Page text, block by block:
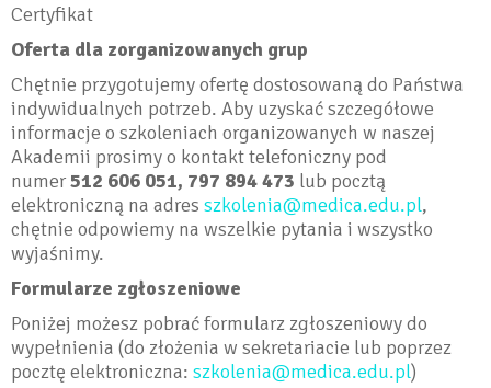
Certyfikat
Oferta dla zorganizowanych grup
Chętnie przygotujemy ofertę dostosowaną do Państwa
indywidualnych potrzeb. Aby uzyskać szczegółowe
informacje o szkoleniach organizowanych w naszej
Akademii prosimy o kontakt telefoniczny pod
numer512 606 051, 797 894 473 lub pocztą
elektroniczną na adres szkolenia@medica.edu.pl,
chętnie odpowiemy na wszelkie pytania i wszystko
wyjaśnimy.
Formularze zgłoszeniowe
Poniżej możesz pobrać formularz zgłoszeniowy do
wypełnienia (do złożenia w sekretariacie lub poprzez
pocztę elektroniczna: szkolenia@medica.edu.pl)